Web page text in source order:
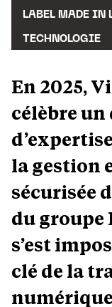
LABEL MADE IN
TECHNOLOGIE
En 2025,
célèbre un
la gestion
sécurisée
du groupe
s’est
clé de la